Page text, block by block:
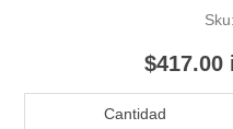
Sku:
$417.00
Cantidad